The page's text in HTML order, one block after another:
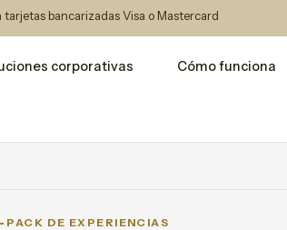
tarjetas bancarizadas Visa o Mastercard
corporativas Cómo funciona
PACK DE EXPERIENCIAS